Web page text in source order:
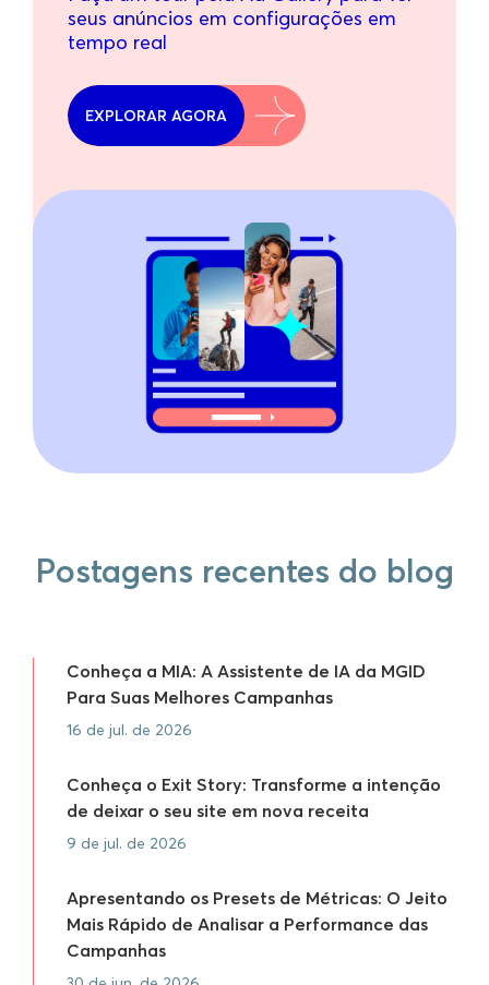
seus anúncios em configurações em
tempo real
EXPLORAR AGORA
Postagens recentes do blog
Conheça a MIA: A Assistente de IA da MGID
Para Suas Melhores Campanhas
16 de jul. de 2026
Conheça o Exit Story: Transforme a intenção
de deixar o seu site em nova receita
9 de jul. de 2026
Apresentando os Presets de Métricas: O Jeito
Mais Rápido de Analisar a Performance das
Campanhas